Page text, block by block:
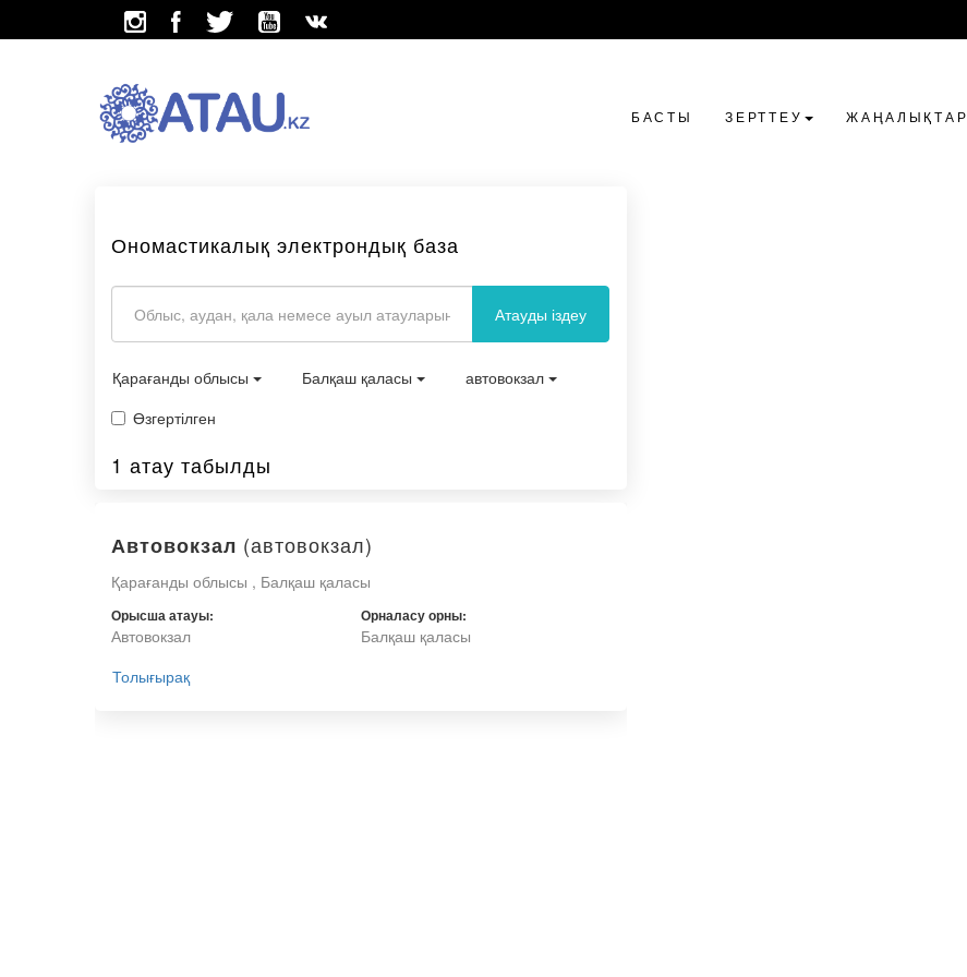
БАСТЫ ЗЕРТТЕУ ЖАҢАЛЫҚТАР
Ономастикалық электрондық база
Атауды іздеу
Қарағанды облысы Балқаш қаласы
автовокзал
Өзгертілген
1 атау табылды
Автовокзал (автовокзал)
Қарағанды облысы , Балқаш қаласы
Орысша атауы:
Автовокзал
Орналасу орны:
Балқаш қаласы
Толығырақ